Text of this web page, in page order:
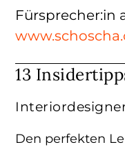
13
Den perfekten
Fürsprecher:in